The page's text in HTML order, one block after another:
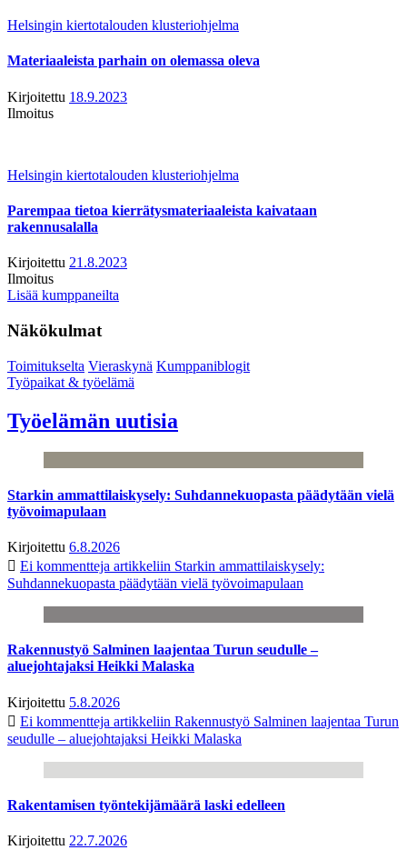
Helsingin kiertotalouden klusteriohjelma
Materiaaleista parhain on olemassa oleva
Kirjoitettu 18.9.2023
Ilmoitus
Helsingin kiertotalouden klusteriohjelma
Parempaa tietoa kierrätysmateriaaleista kaivataan
rakennusalalla
Kirjoitettu 21.8.2023
Ilmoitus
Lisää kumppaneilta
Näkökulmat
Toimitukselta Vieraskynä Kumppaniblogit
Työpaikat & työelämä
Työelämän uutisia
Starkin ammattilaiskysely: Suhdannekuopasta päädytään vielä
työvoimapulaan
Kirjoitettu 6.8.2026
Ei kommentteja artikkeliin Starkin ammattilaiskysely:
Suhdannekuopasta päädytään vielä työvoimapulaan
Rakennustyö Salminen laajentaa Turun seudulle –
aluejohtajaksi Heikki Malaska
Kirjoitettu 5.8.2026
Ei kommentteja artikkeliin Rakennustyö Salminen laajentaa Turun
seudulle – aluejohtajaksi Heikki Malaska
Rakentamisen työntekijämäärä laski edelleen
Kirjoitettu 22.7.2026